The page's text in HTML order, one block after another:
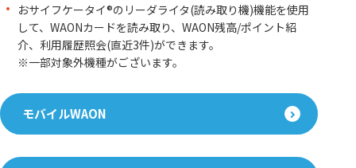
おサイフケータイ®のリーダライタ(読み取り機)機能を使用
して、WAONカードを読み取り、WAON残高/ポイント紹
介、利用履歴照会(直近3件)ができます。
※一部対象外機種がございます。
モバイルWAON